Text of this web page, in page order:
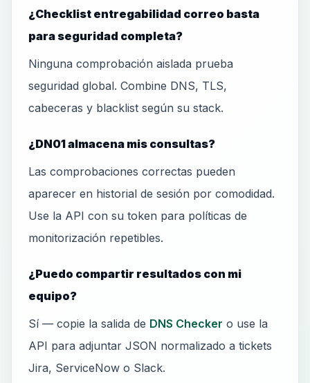
¿Checklist entregabilidad correo basta
para seguridad completa?
Ninguna comprobación aislada prueba
seguridad global. Combine DNS, TLS,
cabeceras y blacklist según su stack.
¿DN01 almacena mis consultas?
Las comprobaciones correctas pueden
aparecer en historial de sesión por comodidad.
Use la API con su token para políticas de
monitorización repetibles.
¿Puedo compartir resultados con mi
equipo?
Sí — copie la salida de DNS Checker o use la
API para adjuntar JSON normalizado a tickets
Jira, ServiceNow o Slack.